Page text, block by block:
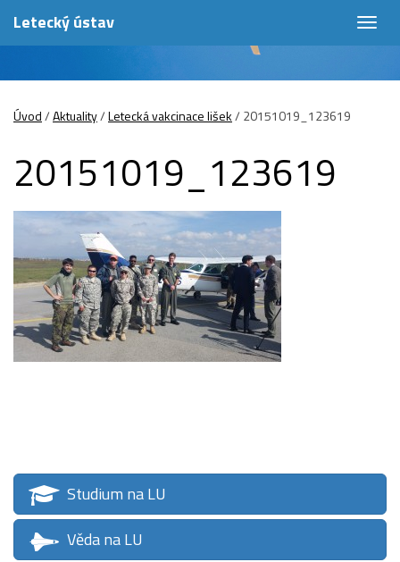
Letecký ústav
Úvod/Aktuality/Letecká vakcinace lišek/ 20151019_123619
20151019_123619
Studium na LU
Věda na LU